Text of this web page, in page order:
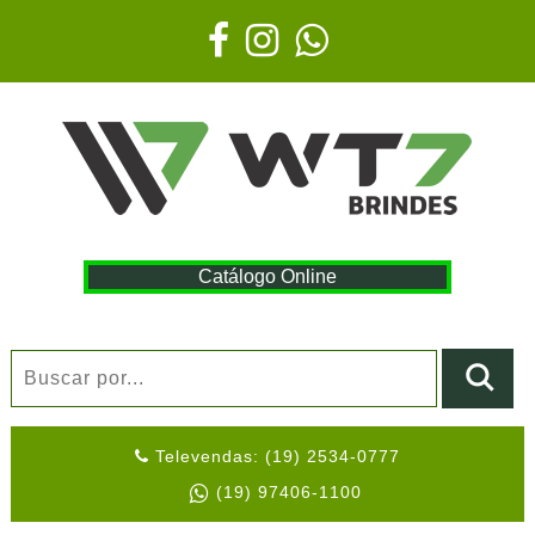
Catálogo Online
Televendas: (19) 2534-0777
(19) 97406-1100